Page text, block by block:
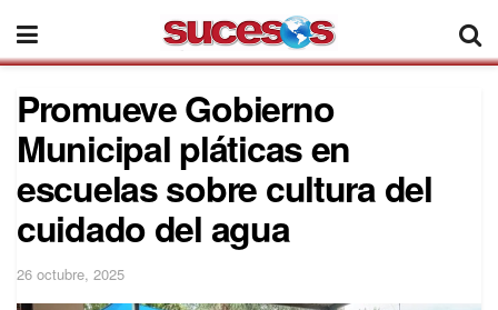
Promueve Gobierno
Municipal pláticas en
escuelas sobre cultura del
cuidado del agua
26 octubre, 2025